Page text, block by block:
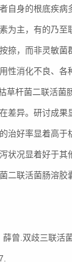
自身的根底疾
为主，有的乃
捺，而非灵敏
性消化不良、
草杆菌二联活菌
差异。研讨成
治好率显着高
状况显着好于其
二联活菌肠溶
曾.双歧三联活